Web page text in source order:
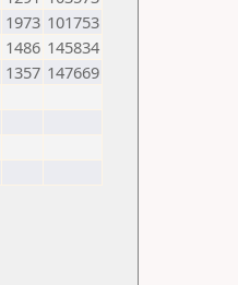
1973 101753
1486 145834
1357 147669